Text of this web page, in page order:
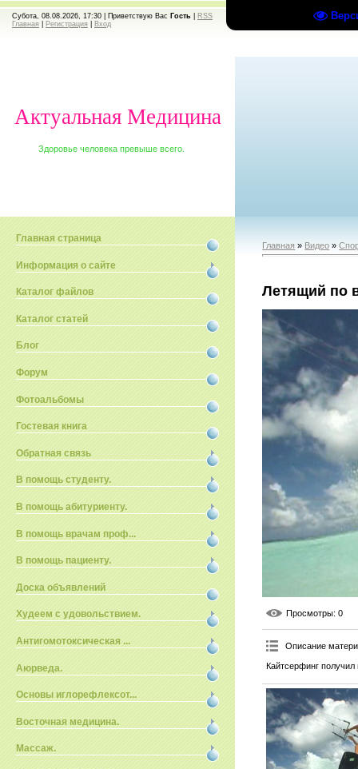
Субота, 08.08.2026, 17:30 | Приветствую Вас Гость
RSS
Главная
Регистрация Вход
Актуальная Медицина
Здоровье человека превыше всего.
Главная страница
Информация о сайте
Каталог файлов
Каталог статей
Блог
Форум
Фотоальбомы
Гостевая книга
Обратная связь
В помощь студенту.
В помощь абитуриенту.
В помощь врачам проф...
В помощь пациенту.
Доска объявлений
Худеем с удовольствием.
Антигомотоксическая ...
Аюрведа.
Основы иглорефлексот...
Восточная медицина.
Массаж.
Главная » Видео »
Летящий по
Просмотры: 0
Описание
Кайтсерфинг получил